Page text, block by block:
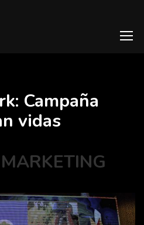
Campaña
vidas